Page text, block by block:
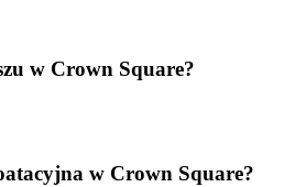
w Crown Square?
w Crown Square?